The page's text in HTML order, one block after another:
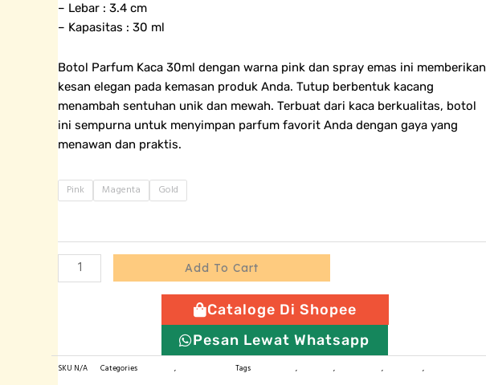
– Lebar : 3.4 cm
– Kapasitas : 30 ml
Botol Parfum Kaca 30ml dengan warna pink dan spray emas ini memberikan
kesan elegan pada kemasan produk Anda. Tutup berbentuk kacang
menambah sentuhan unik dan mewah. Terbuat dari kaca berkualitas, botol
ini sempurna untuk menyimpan parfum favorit Anda dengan gaya yang
menawan dan praktis.
Pink Magenta Gold
Botol
Parfum
Pink
-
30
Add To Cart
Cataloge Di Shopee
Pesan Lewat Whatsapp
SKU N/A Categories , Tags , , , ,